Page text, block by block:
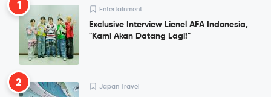
1 Entertainment
Exclusive Interview Lienel AFA Indonesia,
"Kami Akan Datang Lagi!"
2 Japan Travel